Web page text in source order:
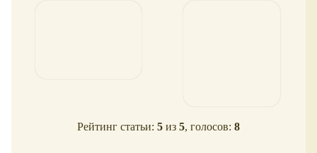
Рейтинг статьи: 5 из 5, голосов: 8